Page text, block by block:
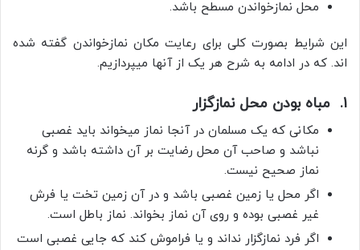
محل نمازخواندن مسطح باشد.
این شرایط بصورت کلی برای رعایت مکان نمازخواندن گفته شده
اند. که در ادامه به شرح هر یک از آنها میپردازیم.
1. مباه بودن محل نمازگزار
مکانی که یک مسلمان در آنجا نماز میخواند باید غصبی
نباشد و صاحب آن محل رضایت بر آن داشته باشد و گرنه
نماز صحیح نیست.
اگر محل یا زمین غصبی باشد و در آن زمین تخت یا فرش
غیر غصبی بوده و روی آن نماز بخواند. نماز باطل است.
اگر فرد نمازگزار نداند و یا فراموش کند که جایی غصبی است